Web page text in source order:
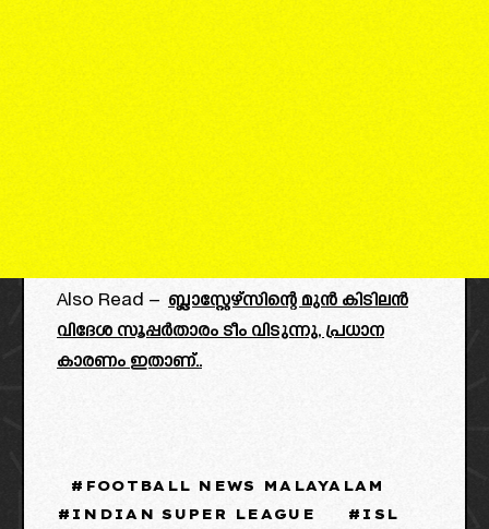
Also Read – ബ്ലാസ്റ്റേഴ്സിന്റെ മുൻ കിടിലൻ
വിദേശ സൂപ്പർതാരം ടീം വിടുന്നു, പ്രധാന
കാരണം ഇതാണ്..
FOOTBALL NEWS MALAYALAM
INDIAN SUPER LEAGUE
ISL